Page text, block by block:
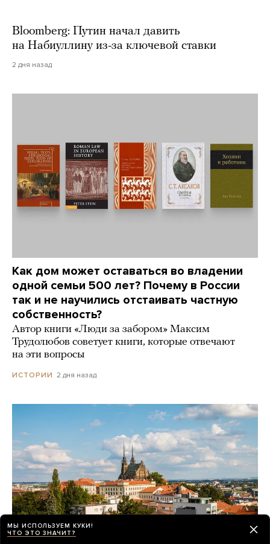
Bloomberg: Путин начал давить
на Набиуллину из-за ключевой ставки
2 дня назад
Как дом может оставаться во владении
одной семьи 500 лет? Почему в России
так и не научились отстаивать частную
собственность?
Автор книги «Люди за забором» Максим
Трудолюбов советует книги, которые отвечают
на эти вопросы
ИСТОРИИ 2 дня назад
МЫ ИСПОЛЬЗУЕМ КУКИ!
ЧТО ЭТО ЗНАЧИТ?